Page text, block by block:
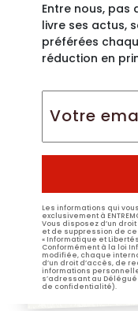
Entre nous, pas
livre ses actus,
préférées
réduction en
email*
Les informations qui
exclusivement à
Vous disposez d’un
et de suppression de
« Informatique et Libertés
Conformément à la loi
modifiée, chaque
d’un droit d’accès, de
informations
s’adressant au
de confidentialité).